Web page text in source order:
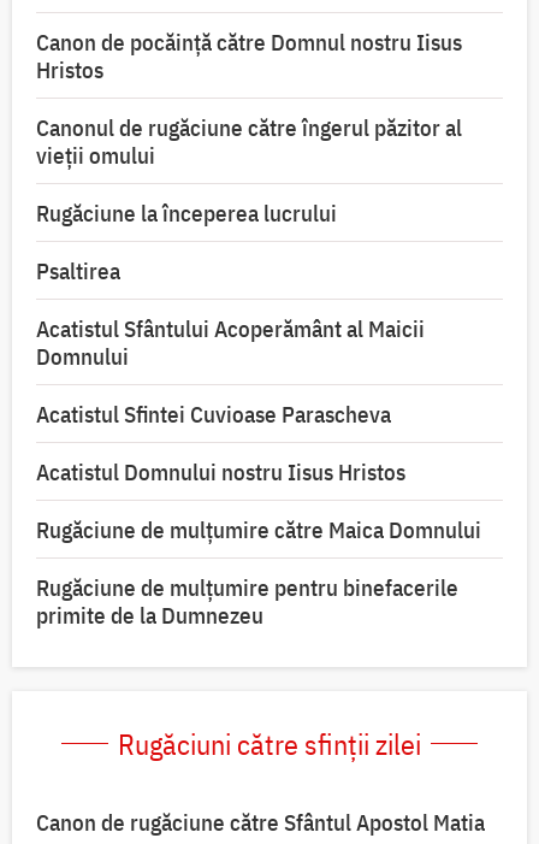
Canon de pocăință către Domnul nostru Iisus
Hristos
Canonul de rugăciune către îngerul păzitor al
vieții omului
Rugăciune la începerea lucrului
Psaltirea
Acatistul Sfântului Acoperământ al Maicii
Domnului
Acatistul Sfintei Cuvioase Parascheva
Acatistul Domnului nostru Iisus Hristos
Rugăciune de mulţumire către Maica Domnului
Rugăciune de mulțumire pentru binefacerile
primite de la Dumnezeu
Rugăciuni către sfinții zilei
Canon de rugăciune către Sfântul Apostol Matia